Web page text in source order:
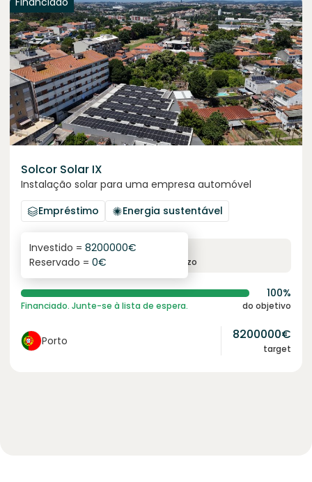
Solcor Solar IX
Instalação solar para uma empresa automóvel
Empréstimo
Energia sustentável
6.1%
juro anual prazo
Investido = 8200000€
Reservado = 0€
100%
Financiado. Junte-se à lista de espera. do objetivo
Porto 8200000€
target